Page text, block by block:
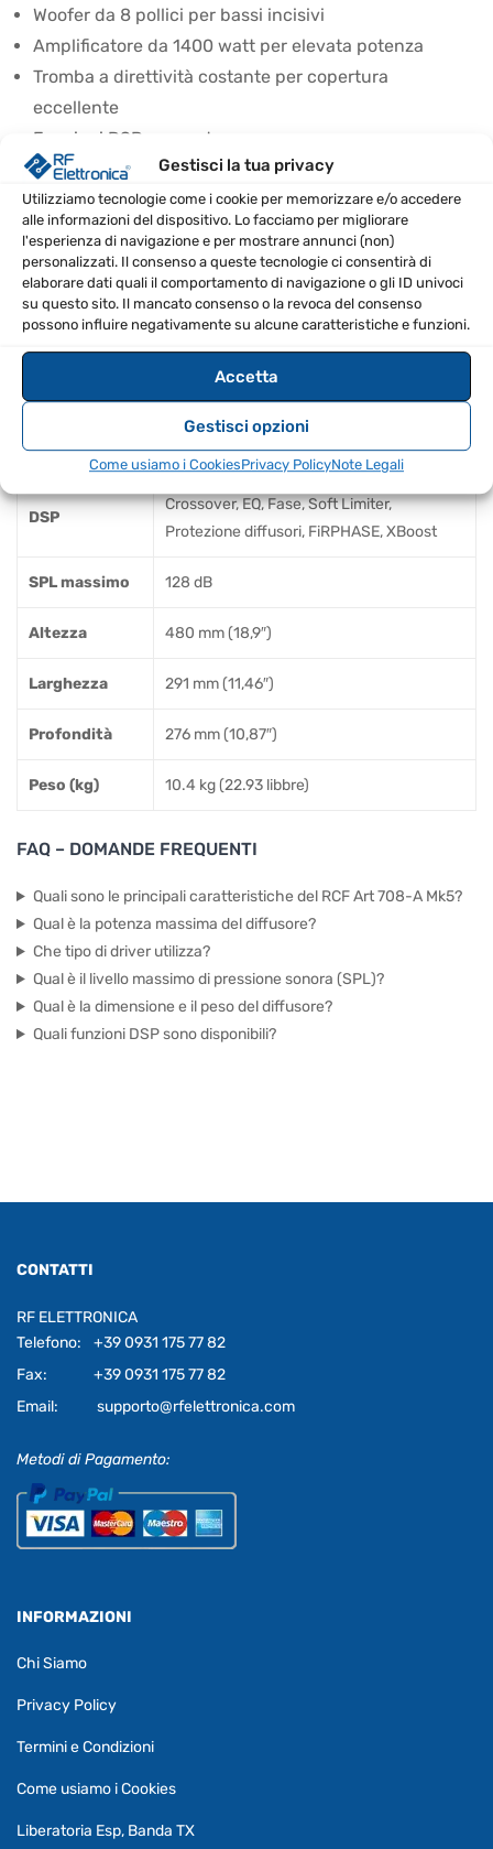
Gestisci la tua privacy
Utilizziamo tecnologie come i cookie per memorizzare e/o accedere
alle informazioni del dispositivo. Lo facciamo per migliorare
l'esperienza di navigazione e per mostrare annunci (non)
personalizzati. Il consenso a queste tecnologie ci consentirà di
elaborare dati quali il comportamento di navigazione o gli ID univoci
su questo sito. Il mancato consenso o la revoca del consenso
possono influire negativamente su alcune caratteristiche e funzioni.
Accetta
Gestisci opzioni
Come usiamo i CookiesPrivacy PolicyNote Legali
Woofer da 8 pollici per bassi incisivi
Amplificatore da 1400 watt per elevata potenza
Tromba a direttività costante per copertura
eccellente
Funzioni DSP avanzate per crossover e
equalizzazione
SPECIFICHE TECNICHE
Driver HF
driver a compressione da 1,4 pollici, cupola
in titanio, magnete al neodimio
Driver LF woofer da 8 pollici, magnete al neodimio
Amplificazione 1400 W di picco
Direzionalità 90° x 70°
DSP
Crossover, EQ, Fase, Soft Limiter,
Protezione diffusori, FiRPHASE, XBoost
SPL massimo 128 dB
Altezza 480 mm (18,9″)
Larghezza 291 mm (11,46″)
Profondità 276 mm (10,87″)
Peso (kg) 10.4 kg (22.93 libbre)
FAQ – DOMANDE FREQUENTI
Quali sono le principali caratteristiche del RCF Art 708-A Mk5?
Qual è la potenza massima del diffusore?
Che tipo di driver utilizza?
Qual è il livello massimo di pressione sonora (SPL)?
Qual è la dimensione e il peso del diffusore?
Quali funzioni DSP sono disponibili?
CONTATTI
RF ELETTRONICA
Telefono:
+39 0931 175 77 82
Fax:
+39 0931 175 77 82
Email:
supporto@rfelettronica.com
Metodi di Pagamento:
INFORMAZIONI
Chi Siamo
Privacy Policy
Termini e Condizioni
Come usiamo i Cookies
Liberatoria Esp, Banda TX